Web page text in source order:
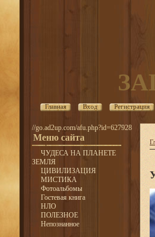
Главная Вход Регистрация
//go.ad2up.com/afu.php?id=627928
Меню сайта
ЧУДЕСА НА ПЛАНЕТЕ
ЗЕМЛЯ
ЦИВИЛИЗАЦИЯ
МИСТИКА
Фотоальбомы
Гостевая книга
НЛО
ПОЛЕЗНОЕ
Непознанное